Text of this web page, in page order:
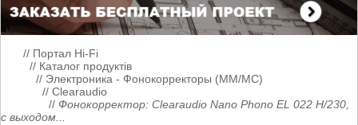
// Портал Hi-Fi
// Каталог продуктів
// Электроника - Фонокорректоры (MM/MC)
// Clearaudio
// Фонокорректор: Clearaudio Nano Phono EL 022 H/230,
с выходом...